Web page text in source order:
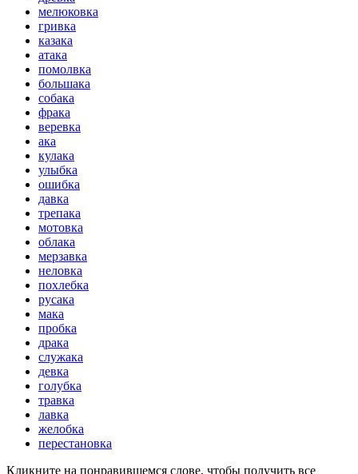
мелюковка
гривка
казака
атака
помолвка
большака
собака
фрака
веревка
ака
кулака
улыбка
ошибка
давка
трепака
мотовка
облака
мерзавка
неловка
похлебка
русака
мака
пробка
драка
служака
девка
голубка
травка
лавка
желобка
перестановка
Кликните на понравившемся слове, чтобы получить все